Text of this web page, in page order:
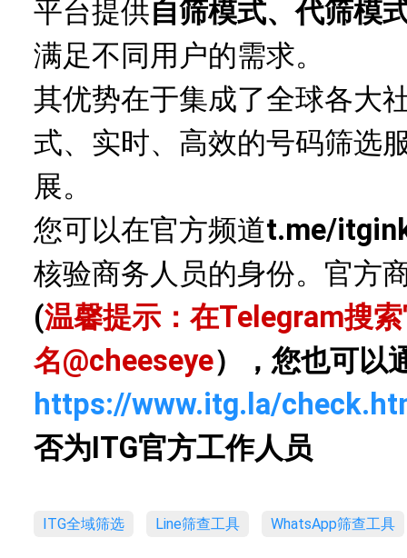
平台提供自筛模式、代筛模
满足不同用户的需求。
其优势在于集成了全球各大
式、实时、高效的号码筛选
展。
您可以在官方频道t.me/
核验商务人员的身份。官方
(温馨提示：在Telegram搜
名@cheeseye），您也可以
https://www.itg.la/
否为ITG官方工作人员
ITG全域筛选 Line筛查工具 WhatsApp筛查工具